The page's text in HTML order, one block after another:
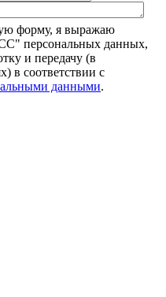
форму, я выражаю
персональных данных,
и передачу (в
в соответствии с
данными.